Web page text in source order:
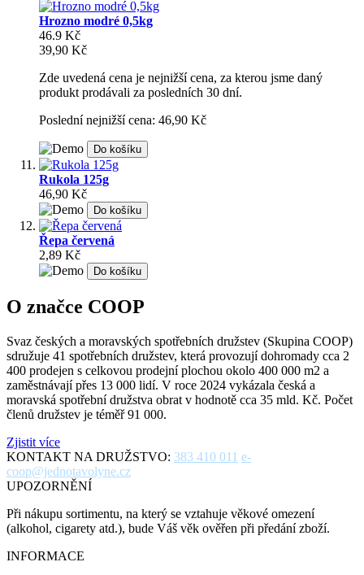
Hrozno modré 0,5kg
46.9 Kč
39,90 Kč
Zde uvedená cena je nejnižší cena, za kterou jsme daný
produkt prodávali za posledních 30 dní.
Poslední nejnižší cena: 46,90 Kč
Do košíku
Rukola 125g
46,90 Kč
Do košíku
Řepa červená
2,89 Kč
Do košíku
O značce COOP
Svaz českých a moravských spotřebních družstev (Skupina COOP)
sdružuje 41 spotřebních družstev, která provozují dohromady cca 2
400 prodejen s celkovou prodejní plochou okolo 400 000 m2 a
zaměstnávají přes 13 000 lidí. V roce 2024 vykázala česká a
moravská spotřební družstva obrat v hodnotě cca 35 mld. Kč. Počet
členů družstev je téměř 91 000.
Zjistit více
KONTAKT NA DRUŽSTVO: 383 410 011 e-
coop@jednotavolyne.cz
UPOZORNĚNÍ
Při nákupu sortimentu, na který se vztahuje věkové omezení
(alkohol, cigarety atd.), bude Váš věk ověřen při předání zboží.
INFORMACE